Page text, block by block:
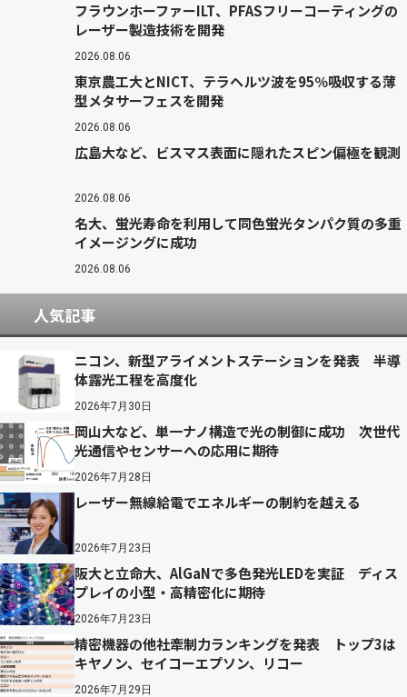
フラウンホーファーILT、PFASフリーコーティングの
レーザー製造技術を開発
2026.08.06
東京農工大とNICT、テラヘルツ波を95％吸収する薄
型メタサーフェスを開発
2026.08.06
広島大など、ビスマス表面に隠れたスピン偏極を観測
2026.08.06
名大、蛍光寿命を利用して同色蛍光タンパク質の多重
イメージングに成功
2026.08.06
人気記事
ニコン、新型アライメントステーションを発表 半導
体露光工程を高度化
2026年7月30日
岡山大など、単一ナノ構造で光の制御に成功 次世代
光通信やセンサーへの応用に期待
2026年7月28日
レーザー無線給電でエネルギーの制約を越える
2026年7月23日
阪大と立命大、AlGaNで多色発光LEDを実証 ディス
プレイの小型・高精密化に期待
2026年7月23日
精密機器の他社牽制力ランキングを発表 トップ3は
キヤノン、セイコーエプソン、リコー
2026年7月29日